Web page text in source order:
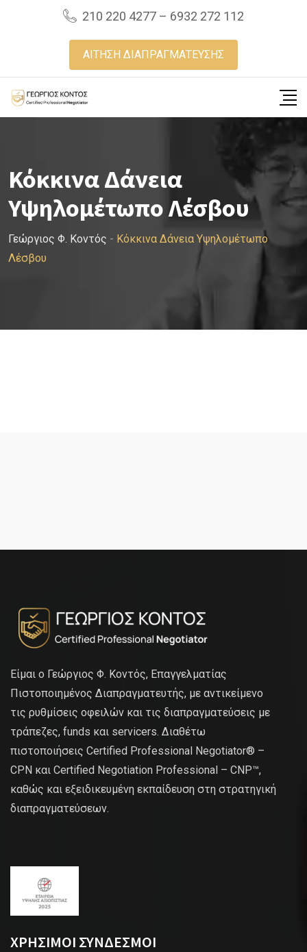
210 220 4277 – 6932 272 112
ΑΙΤΗΣΗ ΔΙΑΠΡΑΓΜΑΤΕΥΣΗΣ
Κόκκινα Δάνεια
Υψηλομέτωπο Λέσβου
Γεώργιος Φ. Κοντός - Κόκκινα Δάνεια Υψηλομέτωπο
Λέσβου
Είμαι ο Γεώργιος Φ. Κοντός, Επαγγελματίας
Πιστοποιημένος Διαπραγματευτής, με αντικείμενο
τις ρυθμίσεις οφειλών και τις διαπραγματεύσεις με
τράπεζες, funds και servicers. Διαθέτω
πιστοποιήσεις Certified Professional Negotiator® –
CPN και Certified Negotiation Professional – CNP™,
καθώς και εξειδικευμένη εκπαίδευση στη στρατηγική
διαπραγματεύσεων.
ΧΡΗΣΙΜΟΙ ΣΥΝΔΕΣΜΟΙ